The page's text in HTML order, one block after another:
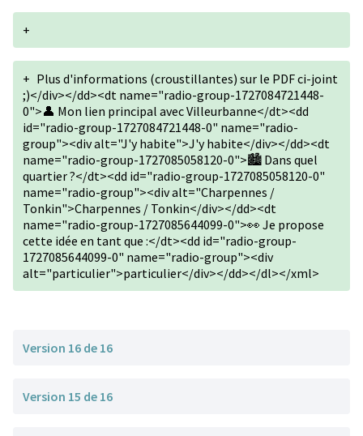
+
+ Plus d'informations (croustillantes) sur le PDF ci-joint
;)</div></dd><dt name="radio-group-1727084721448-
0">👤 Mon lien principal avec Villeurbanne</dt><dd
id="radio-group-1727084721448-0" name="radio-
group"><div alt="J'y habite">J'y habite</div></dd><dt
name="radio-group-1727085058120-0">🏙️ Dans quel
quartier ?</dt><dd id="radio-group-1727085058120-0"
name="radio-group"><div alt="Charpennes /
Tonkin">Charpennes / Tonkin</div></dd><dt
name="radio-group-1727085644099-0">👀 Je propose
cette idée en tant que :</dt><dd id="radio-group-
1727085644099-0" name="radio-group"><div
alt="particulier">particulier</div></dd></dl></xml>
Version 16 de 16
Version 15 de 16